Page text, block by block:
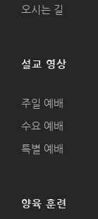
오시는 길
설교 영상
주일 예배
수요 예배
특별 예배
양육 훈련